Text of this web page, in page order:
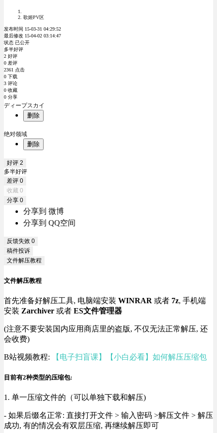
歌姬PV区
发布时间 15-03-31 04:29:52
最后修改 15-04-02 03:14:47
状态 已公开
多半好评
2 好评
0 差评
2361 点击
0 下载
3 评论
0 收藏
0 分享
ディープスカイ
删除
绝对领域
删除
好评 2
多半好评
差评 0
收藏 0
分享 0
分享到 微博
分享到 QQ空间
反馈失效 0
稿件投诉
文件解压教程
文件解压教程
首先准备好解压工具, 电脑端安装 WINRAR 或者 7z, 手机端
安装 Zarchiver 或者 ES文件管理器
(注意不要安装国内应用商店里的盗版, 不仅无法正常解压, 还
会收费)
B站视频教程: 【电子扫盲课】【小白必看】如何解压压缩包
目前有2种类型的压缩包:
1. 单一压缩文件的（可以单独下载和解压)
- 如果后缀名正常: 直接打开文件 > 输入密码 >解压文件 > 解压
成功, 有的情况会有双层压缩, 再继续解压即可